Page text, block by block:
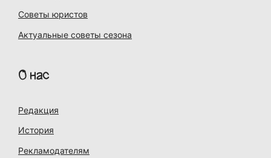
Советы юристов
Актуальные советы сезона
О нас
Редакция
История
Рекламодателям